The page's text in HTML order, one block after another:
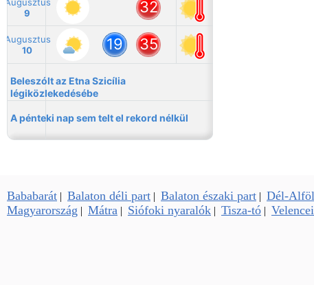
Bababarát | Balaton déli part | Balaton északi part | Dél-
Magyarország | Mátra | Siófoki nyaralók | Tisza-tó |